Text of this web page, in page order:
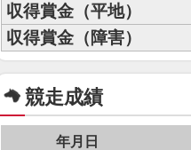
収得賞金（平地）
収得賞金（障害）
競走成績
年月日